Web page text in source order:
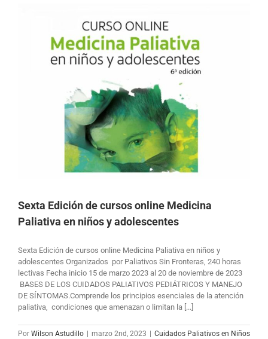
Sexta Edición de cursos online Medicina
Paliativa en niños y adolescentes
Sexta Edición de cursos online Medicina Paliativa en niños y
adolescentes Organizados por Paliativos Sin Fronteras, 240 horas
lectivas Fecha inicio 15 de marzo 2023 al 20 de noviembre de 2023
BASES DE LOS CUIDADOS PALIATIVOS PEDIÁTRICOS Y MANEJO
DE SÍNTOMAS.Comprende los principios esenciales de la atención
paliativa, condiciones que amenazan o limitan la [...]
Por Wilson Astudillo | marzo 2nd, 2023 | Cuidados Paliativos en Niños